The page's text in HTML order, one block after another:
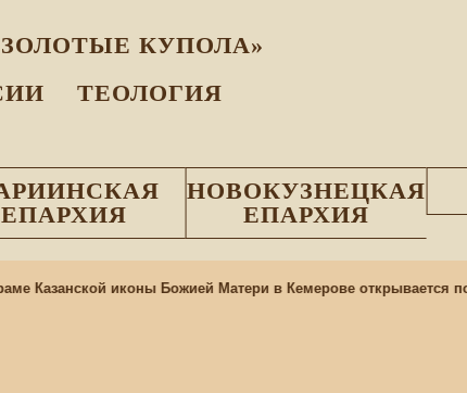
КУПОЛА»
ТЕОЛОГИЯ
ЕПАРХИЯ
НОВОКУЗНЕЦКАЯ
ЕПАРХИЯ
Казанской иконы Божией Матери в Кемерове открывается